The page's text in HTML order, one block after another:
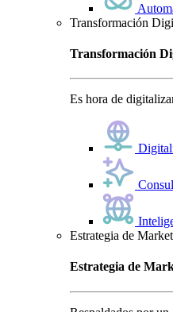
Transformación
Transformación
Es hora de
Estrategia de
Estrategia de